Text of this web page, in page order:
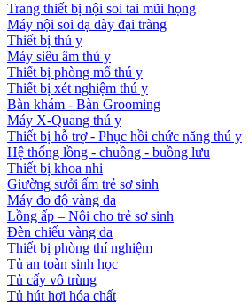
Trang thiết bị nội soi tai mũi họng
Máy nội soi dạ dày đại tràng
Thiết bị thú y
Máy siêu âm thú y
Thiết bị phòng mổ thú y
Thiết bị xét nghiệm thú y
Bàn khám - Bàn Grooming
Máy X-Quang thú y
Thiết bị hỗ trợ - Phục hồi chức năng thú y
Hệ thống lồng - chuồng - buồng lưu
Thiết bị khoa nhi
Giường sưởi ấm trẻ sơ sinh
Máy đo độ vàng da
Lồng ấp – Nôi cho trẻ sơ sinh
Đèn chiếu vàng da
Thiết bị phòng thí nghiệm
Tủ an toàn sinh học
Tủ cấy vô trùng
Tủ hút hơi hóa chất